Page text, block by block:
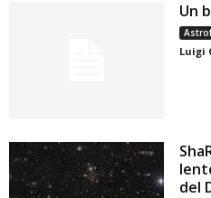
Un
Luigi
del